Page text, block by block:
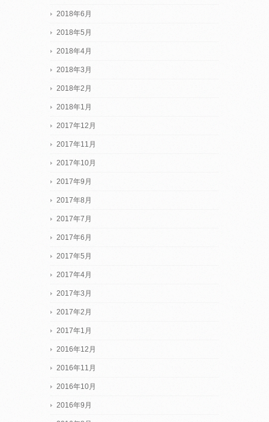
2018年6月
2018年5月
2018年4月
2018年3月
2018年2月
2018年1月
2017年12月
2017年11月
2017年10月
2017年9月
2017年8月
2017年7月
2017年6月
2017年5月
2017年4月
2017年3月
2017年2月
2017年1月
2016年12月
2016年11月
2016年10月
2016年9月